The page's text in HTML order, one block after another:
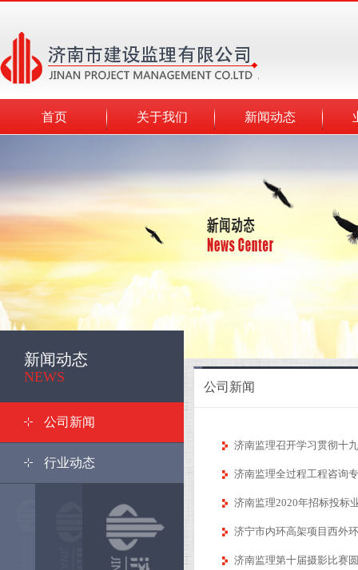
首页 关于我们 新闻动态
新闻动态
NEWS
公司新闻
行业动态
公司新闻
济南监理召开学习贯彻十
济南监理全过程工程咨询
济南监理2020年招标投标
济宁市内环高架项目西外
济南监理第十届摄影比赛